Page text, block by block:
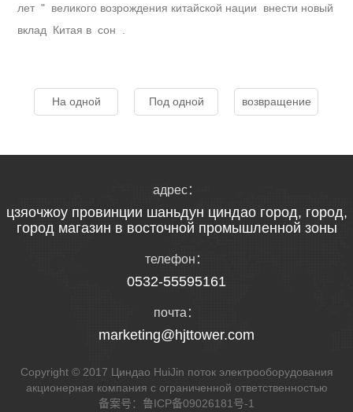
лет " великого возрождения китайской нации внести новый
вклад Китая в сон .
На одной Под одной возвращение
адрес：
цзяочжоу провинции шаньдун циндао город, город,
город магазин в восточной промышленной зоны
телефон：
0532-55595161
почта：
marketing@hjttower.com
Copyright © 2017 Циндао HuiJin поток электрооборудования
акционерная компания с ограниченной ответственностью
备案号： 鲁ICP备09026181号-1